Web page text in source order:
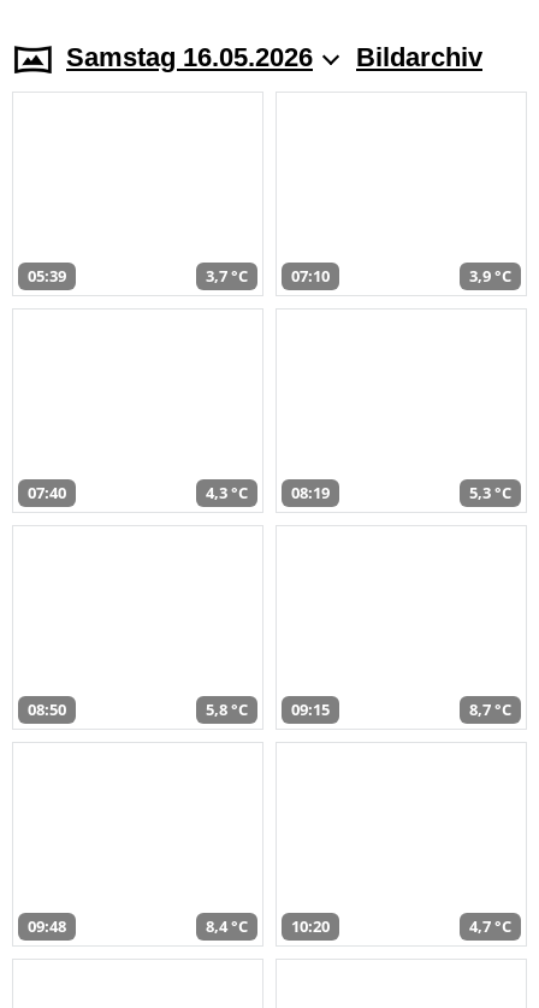
Samstag 16.05.2026 Bildarchiv
05:39 3,7 °C 07:10 3,9 °C
07:40 4,3 °C 08:19 5,3 °C
08:50 5,8 °C 09:15 8,7 °C
09:48 8,4 °C 10:20 4,7 °C